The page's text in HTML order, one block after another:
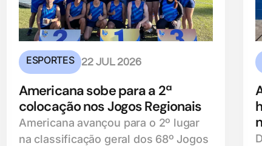
ESPORTES 22 JUL 2026
Americana sobe para a 2ª
colocação nos Jogos Regionais
Americana avançou para o 2º lugar
na classificação geral dos 68º Jogos